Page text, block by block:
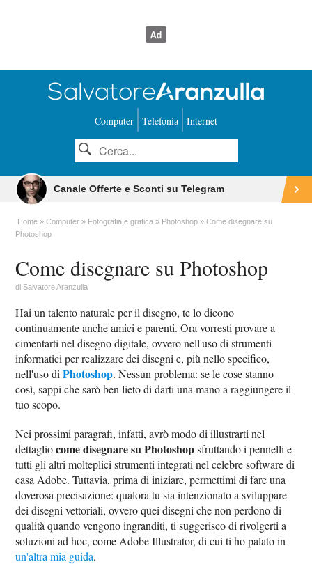
Computer Telefonia Internet
Canale Offerte e Sconti su Telegram
Home Computer Fotografia e grafica Photoshop
Come disegnare su
Photoshop
Come disegnare su Photoshop
diSalvatore Aranzulla
Hai un talento naturale per il disegno, te lo dicono
continuamente anche amici e parenti. Ora vorresti provare a
cimentarti nel disegno digitale, ovvero nell'uso di strumenti
informatici per realizzare dei disegni e, più nello specifico,
nell'uso diPhotoshop. Nessun problema: se le cose stanno
così, sappi che sarò ben lieto di darti una mano a raggiungere il
tuo scopo.
Nei prossimi paragrafi, infatti, avrò modo di illustrarti nel
dettagliocome disegnare su Photoshopsfruttando i pennelli e
tutti gli altri molteplici strumenti integrati nel celebre software di
casa Adobe. Tuttavia, prima di iniziare, permettimi di fare una
doverosa precisazione: qualora tu sia intenzionato a sviluppare
dei disegni vettoriali, ovvero quei disegni che non perdono di
qualità quando vengono ingranditi, ti suggerisco di rivolgerti a
soluzioni ad hoc, come Adobe Illustrator, di cui ti ho palato in
un'altra mia guida.